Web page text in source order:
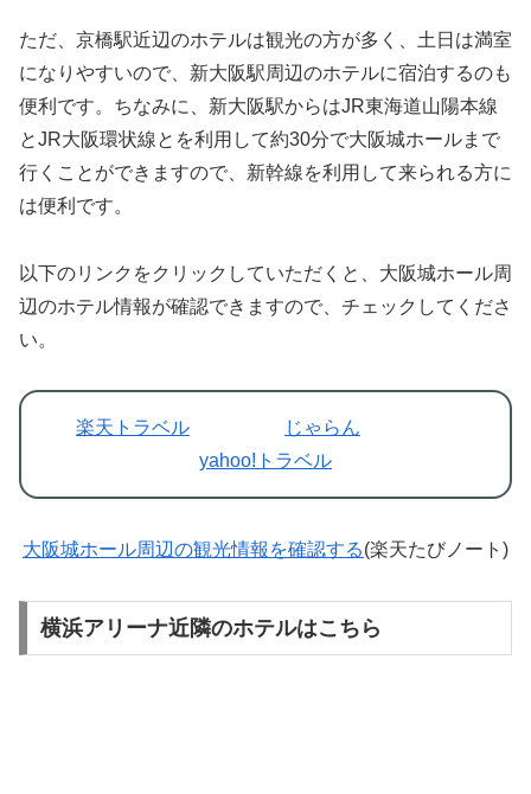
ただ、京橋駅近辺のホテルは観光の方が多く、土日は満室
になりやすいので、新大阪駅周辺のホテルに宿泊するのも
便利です。ちなみに、新大阪駅からはJR東海道山陽本線
とJR大阪環状線とを利用して約30分で大阪城ホールまで
行くことができますので、新幹線を利用して来られる方に
は便利です。
以下のリンクをクリックしていただくと、大阪城ホール周
辺のホテル情報が確認できますので、チェックしてくださ
い。
楽天トラベル
じゃらん
yahoo!トラベル
大阪城ホール周辺の観光情報を確認する(楽天たびノート)
横浜アリーナ近隣のホテルはこちら